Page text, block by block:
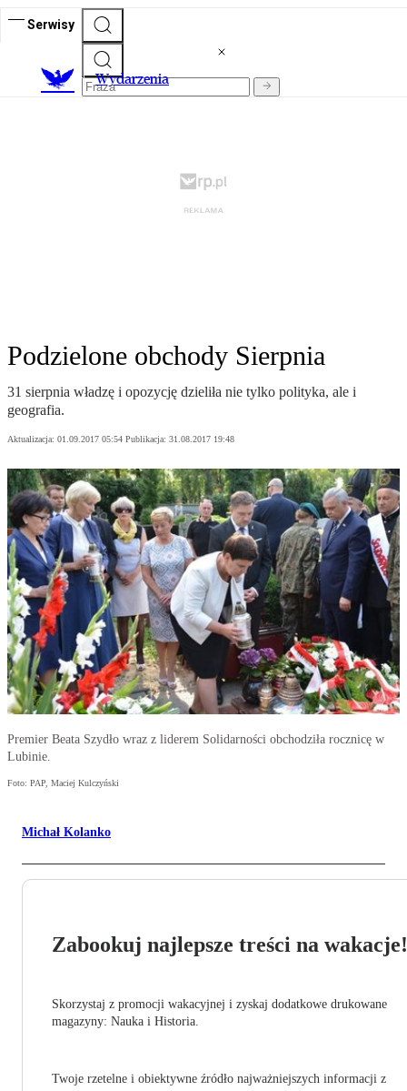
Serwisy
Wydarzenia
Podzielone obchody Sierpnia
31 sierpnia władzę i opozycję dzieliła nie tylko polityka, ale i
geografia.
Aktualizacja: 01.09.2017 05:54 Publikacja: 31.08.2017 19:48
Premier Beata Szydło wraz z liderem Solidarności obchodziła rocznicę w
Lubinie.
Foto: PAP, Maciej Kulczyński
Michał Kolanko
Zabookuj najlepsze treści na wakacje!
Skorzystaj z promocji wakacyjnej i zyskaj dodatkowe drukowane
magazyny: Nauka i Historia.
Twoje rzetelne i obiektywne źródło najważniejszych informacji z